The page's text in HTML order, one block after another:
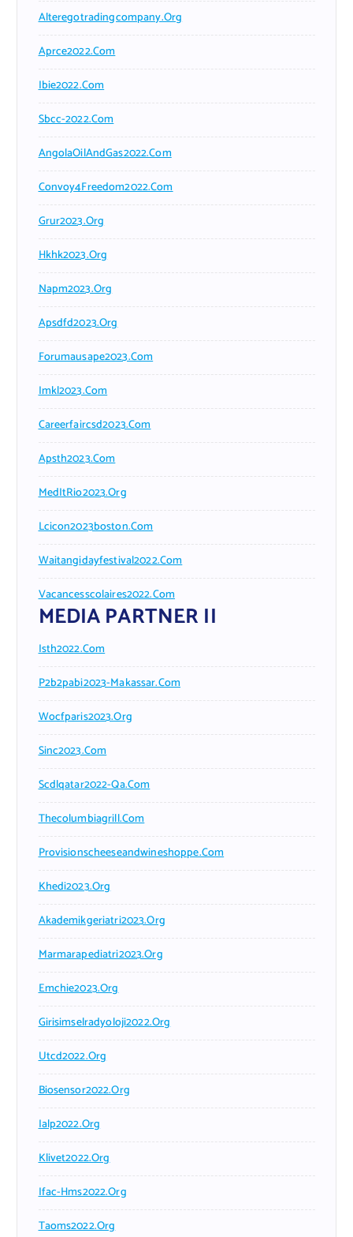
Alteregotradingcompany.org
Aprce2022.com
Ibie2022.com
Sbcc-2022.com
AngolaOilAndGas2022.com
Convoy4Freedom2022.com
Grur2023.org
Hkhk2023.org
Napm2023.org
Apsdfd2023.org
Forumausape2023.com
Imkl2023.com
Careerfaircsd2023.com
Apsth2023.com
MedItRio2023.org
Lcicon2023boston.com
Waitangidayfestival2022.com
Vacancesscolaires2022.com
MEDIA PARTNER II
Isth2022.com
P2b2pabi2023-Makassar.com
Wocfparis2023.org
Sinc2023.com
Scdlqatar2022-Qa.com
Thecolumbiagrill.com
Provisionscheeseandwineshoppe.com
Khedi2023.org
Akademikgeriatri2023.org
Marmarapediatri2023.org
Emchie2023.org
Girisimselradyoloji2022.org
Utcd2022.org
Biosensor2022.org
Ialp2022.org
Klivet2022.org
Ifac-Hms2022.org
Taoms2022.org